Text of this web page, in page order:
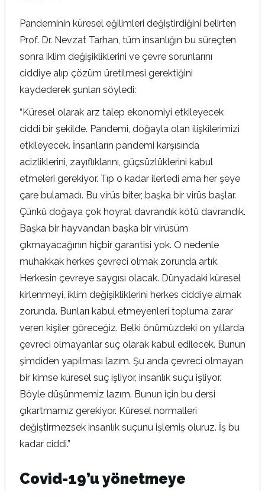
Pandeminin küresel eğilimleri değiştirdiğini belirten
Prof. Dr. Nevzat Tarhan, tüm insanlığın bu süreçten
sonra iklim değişikliklerini ve çevre sorunlarını
ciddiye alıp çözüm üretilmesi gerektiğini
kaydederek şunları söyledi:
“Küresel olarak arz talep ekonomiyi etkileyecek
ciddi bir şekilde. Pandemi, doğayla olan ilişkilerimizi
etkileyecek. İnsanların pandemi karşısında
acizliklerini, zayıflıklarını, güçsüzlüklerini kabul
etmeleri gerekiyor. Tıp o kadar ilerledi ama her şeye
çare bulamadı. Bu virüs biter, başka bir virüs başlar.
Çünkü doğaya çok hoyrat davrandık kötü davrandık.
Başka bir hayvandan başka bir virüsüm
çıkmayacağının hiçbir garantisi yok. O nedenle
muhakkak herkes çevreci olmak zorunda artık.
Herkesin çevreye saygısı olacak. Dünyadaki küresel
kirlenmeyi, iklim değişikliklerini herkes ciddiye almak
zorunda. Bunları kabul etmeyenleri topluma zarar
veren kişiler göreceğiz. Belki önümüzdeki on yıllarda
çevreci olmayanlar suç olarak kabul edilecek. Bunun
şimdiden yapılması lazım. Şu anda çevreci olmayan
bir kimse küresel suç işliyor, insanlık suçu işliyor.
Böyle düşünmemiz lazım. Bunun için bu dersi
çıkartmamız gerekiyor. Küresel normalleri
değiştirmezsek insanlık suçunu işlemiş oluruz. İş bu
kadar ciddi.”
Covid-19’u yönetmeye